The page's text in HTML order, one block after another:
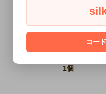
1個
コー